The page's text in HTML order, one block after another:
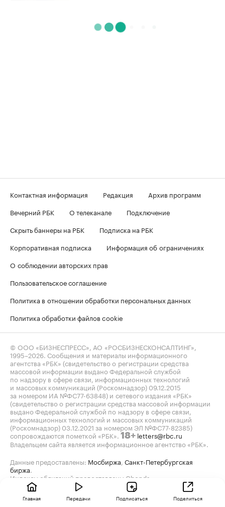
Контактная информация Редакция
Архив программ
Вечерний РБК
О телеканале
Подключение
Скрыть баннеры на РБК
Подписка на РБК
Корпоративная подписка
Информация об ограничениях
О соблюдении авторских прав
Пользовательское соглашение
Политика в отношении обработки персональных данных
Политика обработки файлов cookie
© ООО «БИЗНЕСПРЕСС», АО «РОСБИЗНЕСКОНСАЛТИНГ»,
1995–2026 . Сообщения и материалы информационного
агентства «РБК» (свидетельство о регистрации средства
массовой информации выдано Федеральной службой
по надзору в сфере связи, информационных технологий
и массовых коммуникаций (Роскомнадзор) 09.12.2015
за номером ИА №ФС77-63848) и сетевого издания «РБК»
(свидетельство о регистрации средства массовой информации
выдано Федеральной службой по надзору в сфере связи,
информационных технологий и массовых коммуникаций
(Роскомнадзор) 03.12.2021 за номером ЭЛ №ФС77-82385)
сопровождаются пометкой «РБК». 18+ letters@rbc.ru
Владельцем сайта является информационное агентство «РБК».
Данные предоставлены: Мосбиржа Санкт-Петербургская
биржа
Индексы облигаций предоставлены Cbonds.
Главная Передачи Подписаться Поделиться